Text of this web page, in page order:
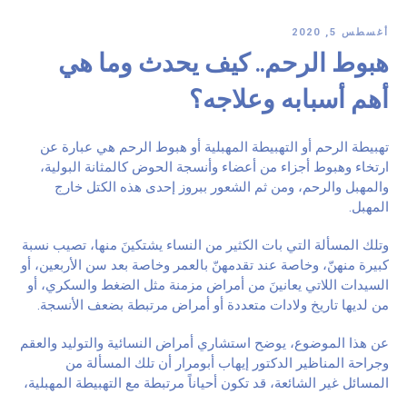
أغسطس 5, 2020
هبوط الرحم.. كيف يحدث وما هي
أهم أسبابه وعلاجه؟
تهبيطة الرحم أو التهبيطة المهبلية أو هبوط الرحم هي عبارة عن
ارتخاء وهبوط أجزاء من أعضاء وأنسجة الحوض كالمثانة البولية،
والمهبل والرحم، ومن ثم الشعور ببروز إحدى هذه الكتل خارج
المهبل.
وتلك المسألة التي بات الكثير من النساء يشتكينَ منها، تصيب نسبة
كبيرة منهنّ، وخاصة عند تقدمهنّ بالعمر وخاصة بعد سن الأربعين، أو
السيدات اللاتي يعانينَ من أمراض مزمنة مثل الضغط والسكري، أو
من لديها تاريخ ولادات متعددة أو أمراض مرتبطة بضعف الأنسجة.
عن هذا الموضوع، يوضح استشاري أمراض النسائية والتوليد والعقم
وجراحة المناظير الدكتور إيهاب أبومرار أن تلك المسألة من
المسائل غير الشائعة، قد تكون أحياناً مرتبطة مع التهبيطة المهبلية،